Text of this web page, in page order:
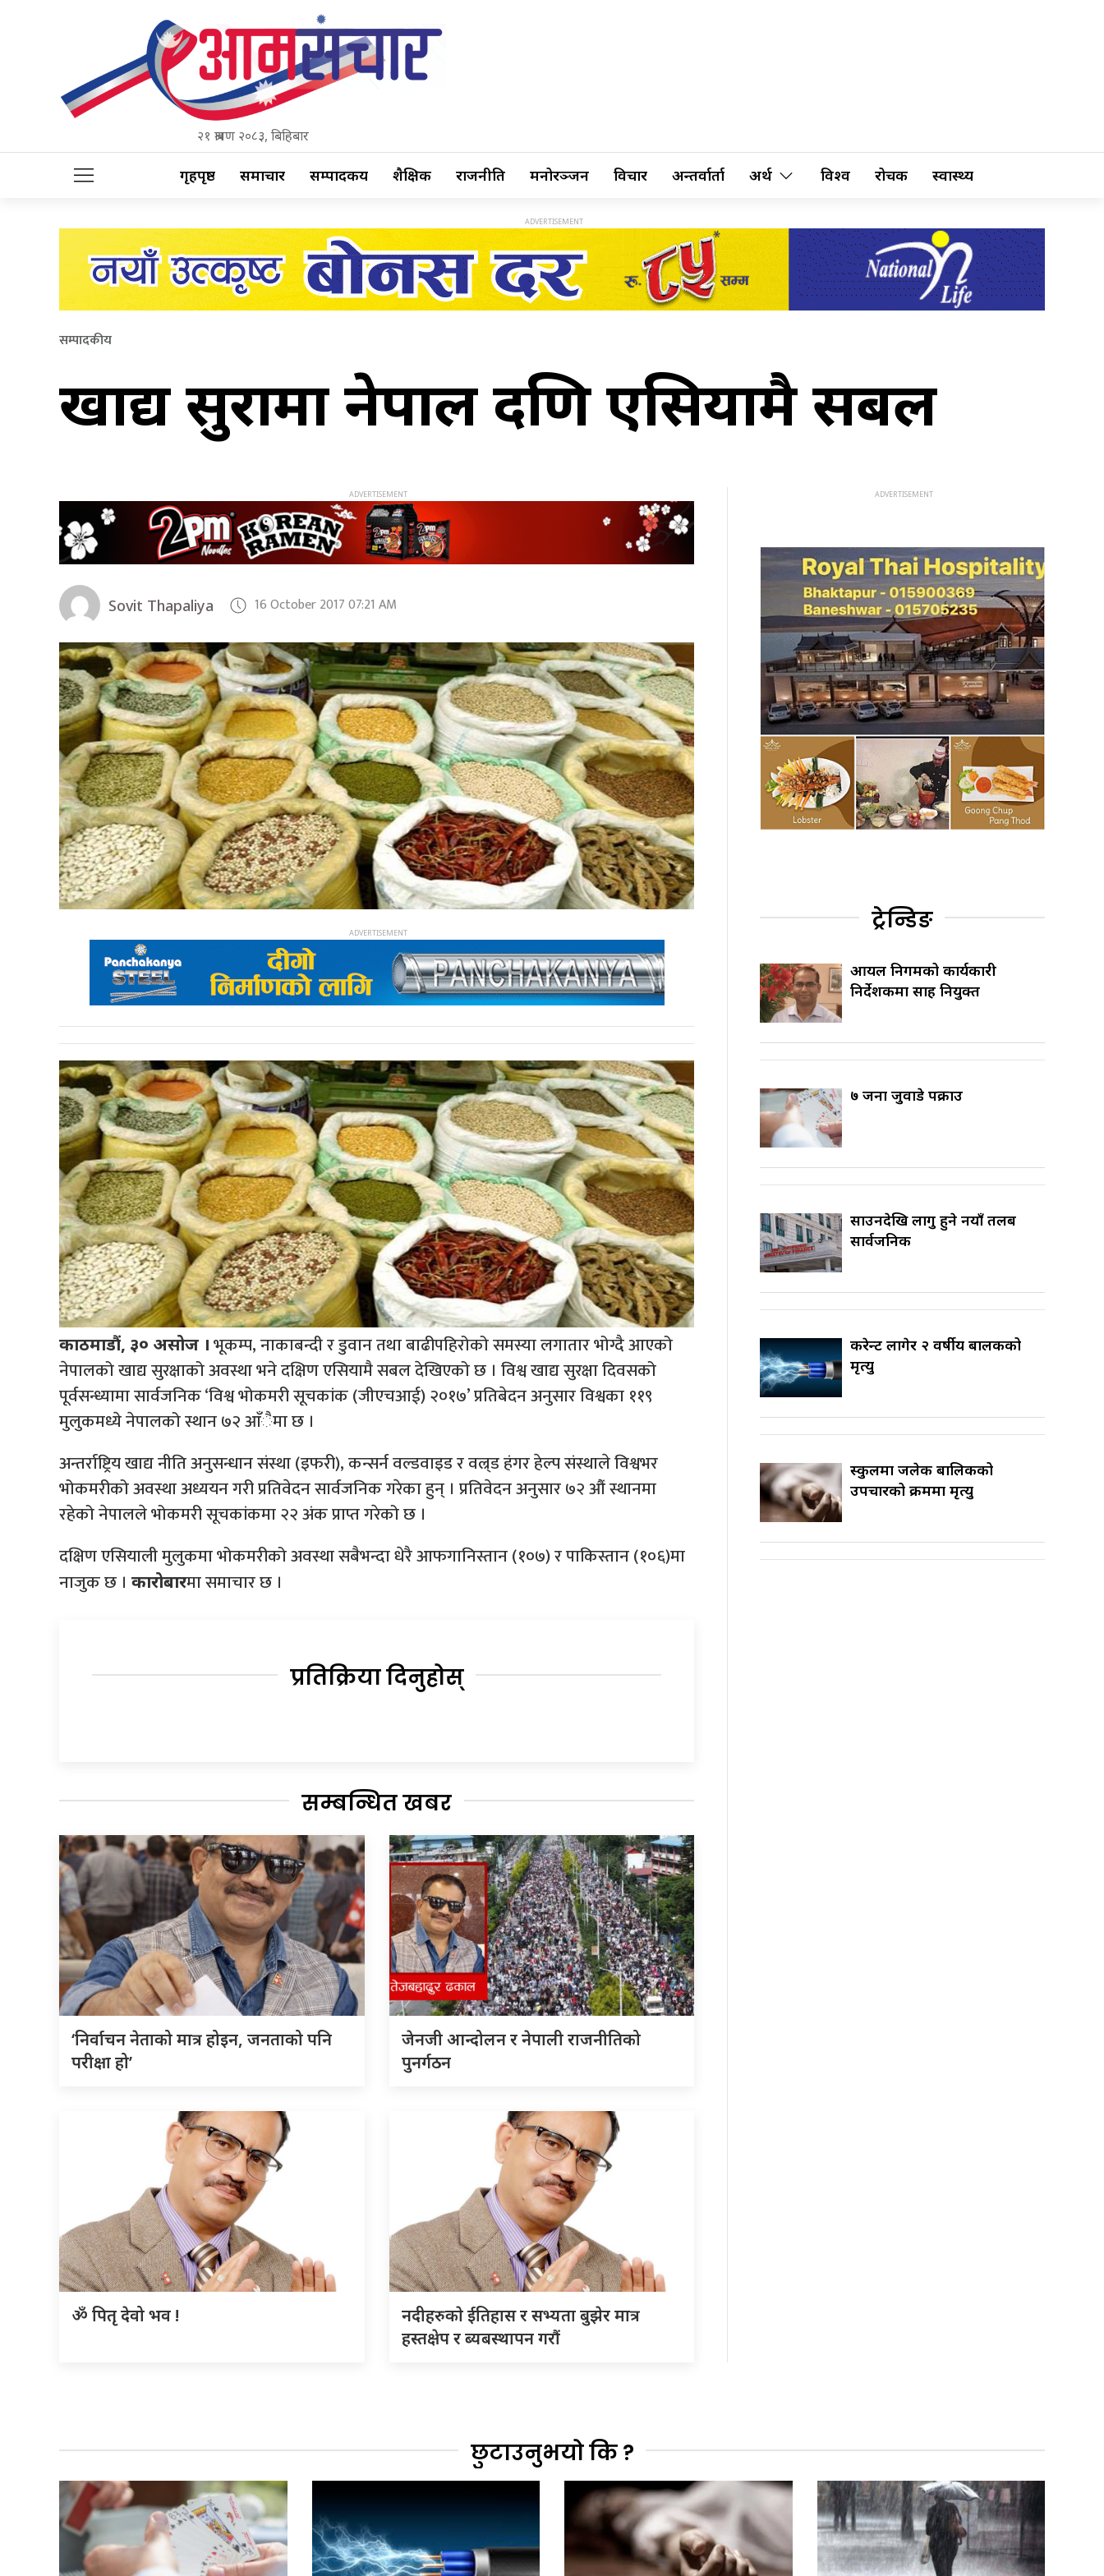
२१ श्रावण २०८३, बिहिबार
गृहपृष्ठ समाचार सम्पादकीय शैक्षिक राजनीति मनोरञ्जन विचार अन्तर्वार्ता अर्थ विश्व रोचक स्वास्थ्य
सम्पादकीय
खाद्य सुरक्षामा नेपाल दक्षिण एसियामै सबल
Sovit Thapaliya 16 October 2017 07:21 AM
काठमाडौं, ३० असोज । भूकम्प, नाकाबन्दी र डुवान तथा बाढीपहिरोको समस्या लगातार भोग्दै आएको
नेपालको खाद्य सुरक्षाको अवस्था भने दक्षिण एसियामै सबल देखिएको छ । विश्व खाद्य सुरक्षा दिवसको
पूर्वसन्ध्यामा सार्वजनिक ‘विश्व भोकमरी सूचकांक (जीएचआई) २०१७’ प्रतिबेदन अनुसार विश्वका ११९
मुलुकमध्ये नेपालको स्थान ७२ आँैमा छ ।
अन्तर्राष्ट्रिय खाद्य नीति अनुसन्धान संस्था (इफरी), कन्सर्न वल्डवाइड र वल्र्ड हंगर हेल्प संस्थाले विश्वभर
भोकमरीको अवस्था अध्ययन गरी प्रतिवेदन सार्वजनिक गरेका हुन् । प्रतिवेदन अनुसार ७२ औं स्थानमा
रहेको नेपालले भोकमरी सूचकांकमा २२ अंक प्राप्त गरेको छ ।
दक्षिण एसियाली मुलुकमा भोकमरीको अवस्था सबैभन्दा धेरै आफगानिस्तान (१०७) र पाकिस्तान (१०६)मा
नाजुक छ । कारोबारमा समाचार छ ।
प्रतिक्रिया दिनुहोस्
सम्बन्धित खबर
‘निर्वाचन नेताको मात्र होइन, जनताको पनि
परीक्षा हो’
जेनजी आन्दोलन र नेपाली राजनीतिको
पुनर्गठन
ॐ पितृ देवो भव !
नदीहरुकाे ईतिहास र सभ्यता बुझेर मात्र
हस्तक्षेप र ब्यबस्थापन गराैं
ट्रेन्डिङ
आयल निगमको कार्यकारी
निर्देशकमा साह नियुक्त
७ जना जुवाडे पक्राउ
साउनदेखि लागु हुने नयाँ तलब
सार्वजनिक
करेन्ट लागेर २ वर्षीय बालकको
मृत्यु
स्कुलमा जलेकी बालिकको
उपचारको क्रममा मृत्यु
छुटाउनुभयो कि ?